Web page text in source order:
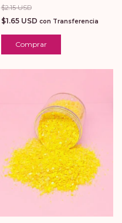
$2.15 USD
$1.65 USD con Transferencia
Comprar